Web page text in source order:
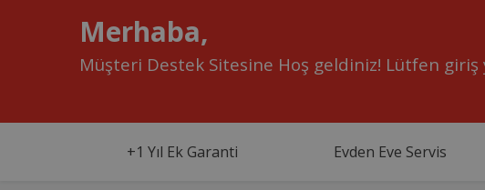
Merhaba,
Müşteri Destek Sitesine Hoş geldiniz! Lütfen giriş
+1 Yıl Ek Garanti Evden Eve Servis